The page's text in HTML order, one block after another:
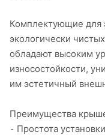
Комплектующие для
экологически
обладают высоким
износостойкости,
им эстетичный
Преимущества
⁃ Простота